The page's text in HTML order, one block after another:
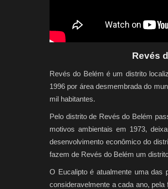
Revés
Revés do Belém é um distrito
1996 por área desmembrada do
mil habitantes.
Pelo distrito de Revés do Belém
motivos ambientais em 1973,
desenvolvimento econômico do
fazem de Revés do Belém um
O Eucalipto é atualmente uma das
consideravelmente a cada ano,